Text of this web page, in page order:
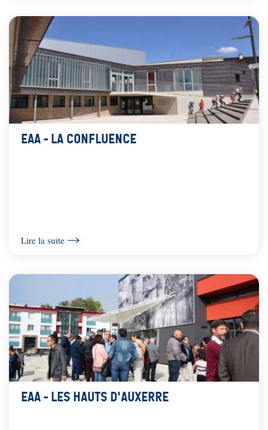
EAA - La Confluence
Lire la suite
EAA - Les Hauts d'Auxerre